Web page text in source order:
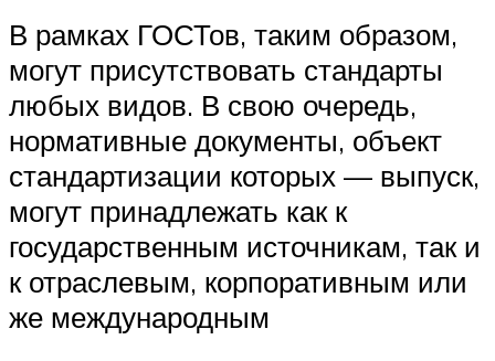
В рамках ГОСТов, таким образом,
могут присутствовать стандарты
любых видов. В свою очередь,
нормативные документы, объект
стандартизации которых — выпуск,
могут принадлежать как к
государственным источникам, так и
к отраслевым, корпоративным или
же международным